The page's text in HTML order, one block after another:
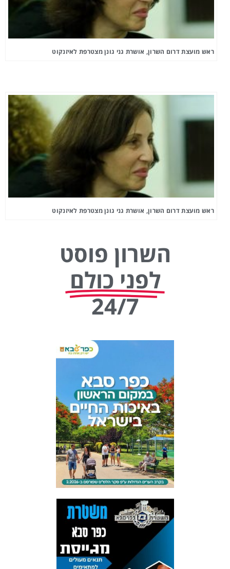
ראש מועצת דרום השרון, אושרת גני גונן מצטרפת לאיזנקוט
ראש מועצת דרום השרון, אושרת גני גונן מצטרפת לאיזנקוט
השרון פוסט
לפני כולם
24/7